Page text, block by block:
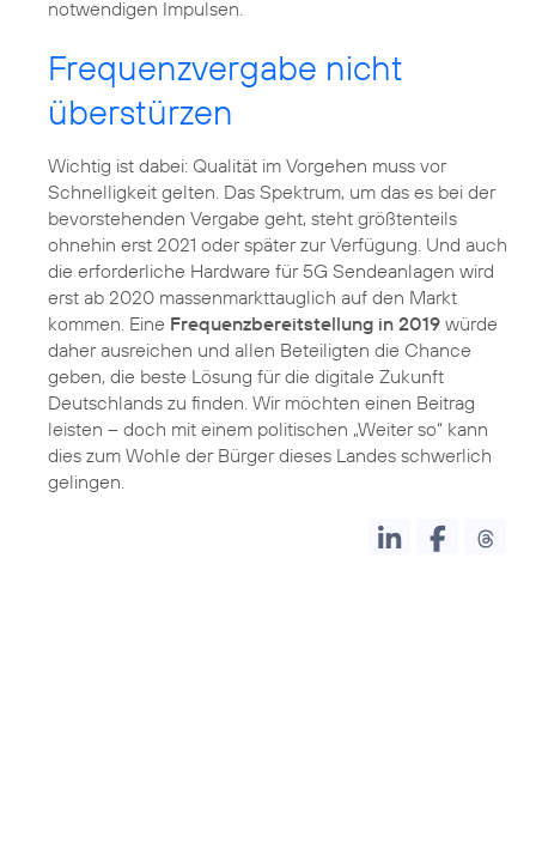
notwendigen Impulsen.
Frequenzvergabe nicht
überstürzen
Wichtig ist dabei: Qualität im Vorgehen muss vor
Schnelligkeit gelten. Das Spektrum, um das es bei der
bevorstehenden Vergabe geht, steht größtenteils
ohnehin erst 2021 oder später zur Verfügung. Und auch
die erforderliche Hardware für 5G Sendeanlagen wird
erst ab 2020 massenmarkttauglich auf den Markt
kommen. Eine Frequenzbereitstellung in 2019 würde
daher ausreichen und allen Beteiligten die Chance
geben, die beste Lösung für die digitale Zukunft
Deutschlands zu finden. Wir möchten einen Beitrag
leisten – doch mit einem politischen „Weiter so“ kann
dies zum Wohle der Bürger dieses Landes schwerlich
gelingen.